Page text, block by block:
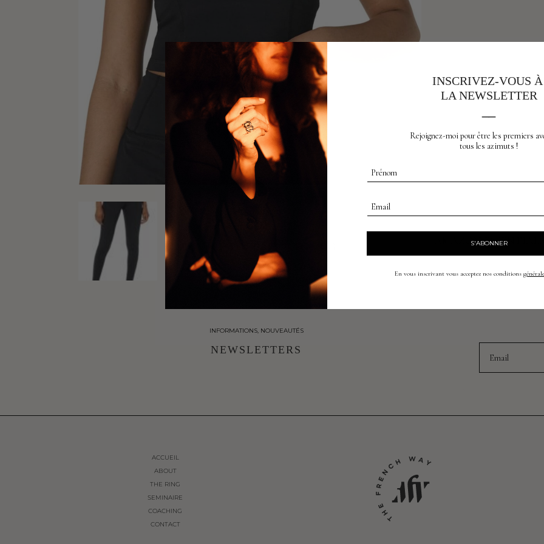
AMAZON
INFORMATIONS, NOUVEAUTÉS
NEWSLETTERS
ACCUEIL
ABOUT
THE RING
SEMINAIRE
COACHING
CONTACT
INSCRIVEZ-VOUS À
LA NEWSLETTER
Rejoignez-moi pour être les premiers
tous les azimuts !
Prénom
Email
S'ABONNER
En vous inscrivant vous acceptez nos conditions